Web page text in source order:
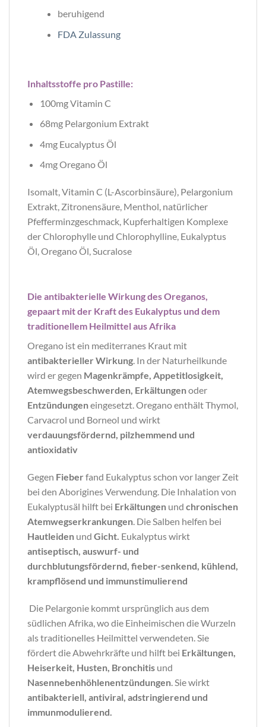
beruhigend
FDA Zulassung
Inhaltsstoffe pro Pastille:
100mg Vitamin C
68mg Pelargonium Extrakt
4mg Eucalyptus Öl
4mg Oregano Öl
Isomalt, Vitamin C (L-Ascorbinsäure), Pelargonium
Extrakt, Zitronensäure, Menthol, natürlicher
Pfefferminzgeschmack, Kupferhaltigen Komplexe
der Chlorophylle und Chlorophylline, Eukalyptus
Öl, Oregano Öl, Sucralose
Die antibakterielle Wirkung des Oreganos,
gepaart mit der Kraft des Eukalyptus und dem
traditionellem Heilmittel aus Afrika
Oregano ist ein mediterranes Kraut mit
antibakterieller Wirkung. In der Naturheilkunde
wird er gegen Magenkrämpfe, Appetitlosigkeit,
Atemwegsbeschwerden, Erkältungenoder
Entzündungeneingesetzt. Oregano enthält Thymol,
Carvacrol und Borneol und wirkt
verdauungsfördernd, pilzhemmend und
antioxidativ
Gegen Fieber fand Eukalyptus schon vor langer Zeit
bei den Aborigines Verwendung. Die Inhalation von
Eukalyptusäl hilft bei Erkältungen und chronischen
Atemwegserkrankungen. Die Salben helfen bei
Hautleiden und Gicht. Eukalyptus wirkt
antiseptisch, auswurf- und
durchblutungsfördernd, fieber-senkend, kühlend,
krampflösend und immunstimulierend
Die Pelargonie kommt ursprünglich aus dem
südlichen Afrika, wo die Einheimischen die Wurzeln
als traditionelles Heilmittel verwendeten. Sie
fördert die Abwehrkräfte und hilft bei Erkältungen,
Heiserkeit, Husten, Bronchitis und
Nasennebenhöhlenentzündungen . Sie wirkt
antibakteriell, antiviral, adstringierend und
immunmodulierend.